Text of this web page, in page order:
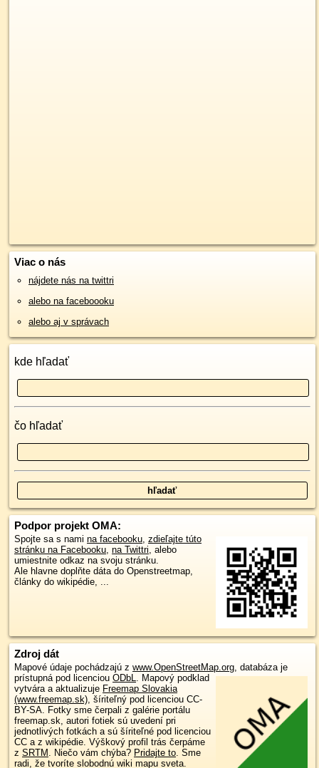
Viac o nás
nájdete nás na twittri
alebo na faceboooku
alebo aj v správach
kde hľadať
čo hľadať
Podpor projekt OMA:
Spojte sa s nami na facebooku, zdieľajte túto
stránku na Facebooku, na Twittri, alebo
umiestnite odkaz na svoju stránku.
Ale hlavne doplňte dáta do Openstreetmap,
články do wikipédie, ...
Zdroj dát
Mapové údaje pochádzajú z www.OpenStreetMap.org, databáza je
prístupná pod licenciou ODbL. Mapový podklad
vytvára a aktualizuje Freemap Slovakia
(www.freemap.sk), šíriteľný pod licenciou CC-
BY-SA. Fotky sme čerpali z galérie portálu
freemap.sk, autori fotiek sú uvedení pri
jednotlivých fotkách a sú šíriteľné pod licenciou
CC a z wikipédie. Výškový profil trás čerpáme
z SRTM . Niečo vám chýba? Pridajte to. Sme
radi, že tvoríte slobodnú wiki mapu sveta.